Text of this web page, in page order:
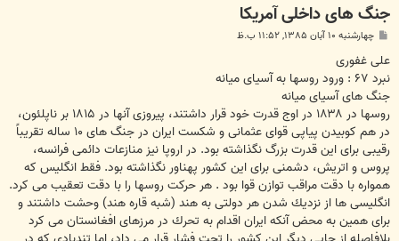
جنگ هاى داخلى آمريكا
س
ت
چهارشنبه ۱۰ آبان ۱۳۸۵, ۱۱:۵۲ ب.ظ
على غفورى
نبرد ۶۷ : ورود روسها به آسياى ميانه
جنگ هاى آسياى ميانه
روسها در ۱۸۳۸ در اوج قدرت خود قرار داشتند، پيروزى آنها در ۱۸۱۵ بر ناپلئون،
در هم كوبيدن پياپى قواى عثمانى و شكست ايران در جنگ هاى ۱۰ ساله تقريباً
رقيبى براى اين قدرت بزرگ نگذاشته بود. در اروپا نيز منازعات دائمى فرانسه،
پروس و اتريش، دشمنى براى اين كشور پهناور نگذاشته بود. فقط انگليس كه
همواره با دقت مراقب توازن قوا بود . هر حركت روسها را با دقت تعقيب مى كرد.
انگليسى ها از نزديك شدن هر دولتى به هند (شبه قاره هند) وحشت داشتند و
براى همين به محض آنكه ايران اقدام به تحرك در مرزهاى افغانستان مى كرد